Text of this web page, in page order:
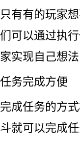
只有有的玩家
们可以通过执
家实现自己想法
任务完成方便
完成任务的方
斗就可以完成